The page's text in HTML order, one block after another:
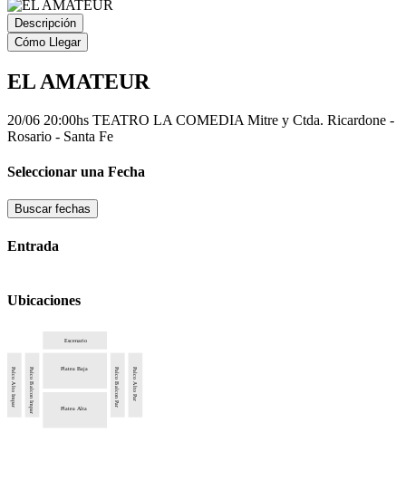
Descripción
Cómo Llegar
EL AMATEUR
20/06 20:00hs TEATRO LA COMEDIA Mitre y Ctda. Ricardone -
Rosario - Santa Fe
Seleccionar una Fecha
Buscar fechas
Entrada
Ubicaciones
Escenario
Palco Alto Impar Palco Balcon Impar Platea Baja Palco Balcon Par Palco Alto Par
Platea Alta